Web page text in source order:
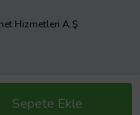
Sepete Ekle
Hizmetleri A.Ş